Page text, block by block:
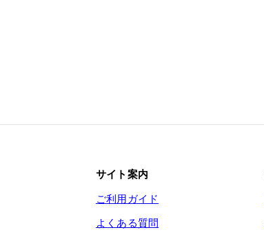
サイト案内
ご利用ガイド
よくある質問